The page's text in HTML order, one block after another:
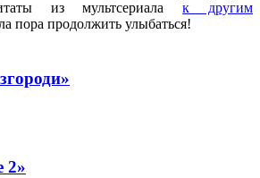
из мультсериалак другим
пора продолжить улыбаться!
2»